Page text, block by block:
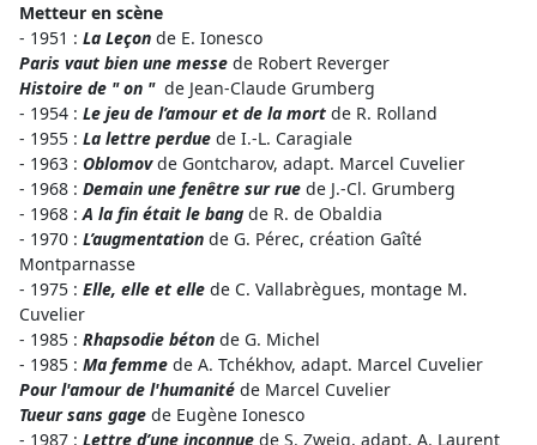
Metteur en scène
- 1951 : La Leçon de E. Ionesco
Paris vaut bien une messe de Robert Reverger
Histoire de " on " de Jean-Claude Grumberg
- 1954 : Le jeu de l’amour et de la mort de R. Rolland
- 1955 : La lettre perdue de I.-L. Caragiale
- 1963 : Oblomovde Gontcharov, adapt. Marcel Cuvelier
- 1968 : Demain une fenêtre sur rue de J.-Cl. Grumberg
- 1968 :A la fin était le bang de R. de Obaldia
- 1970 : L’augmentation de G. Pérec, création Gaîté
Montparnasse
- 1975 : Elle, elle et elle de C. Vallabrègues, montage M.
Cuvelier
- 1985 : Rhapsodie béton de G. Michel
- 1985 : Ma femme de A. Tchékhov, adapt. Marcel Cuvelier
Pour l'amour de l'humanité de Marcel Cuvelier
Tueur sans gage de Eugène Ionesco
- 1987 : Lettre d’une inconnue de S. Zweig, adapt. A. Laurent